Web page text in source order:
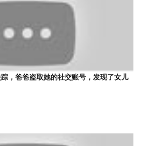
，爸爸盗取她的社交账号，发现了女儿